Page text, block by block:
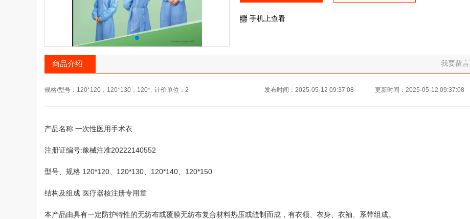
手机上查看
商品介绍 我要留言
规格/型号：120*120，120*130，120*140计价单位：2 发布时间：2025-05-12 09:37:08 更新时间：2025-05-12 09:37:08
产品名称 一次性医用手术衣
注册证编号:豫械注准20222140552
型号、规格 120*120、120*130、120*140、120*150
结构及组成 医疗器核注册专用章
本产品由具有一定防护特性的无纺布或覆膜无纺布复合材料热压或缝制而成，有衣领、衣身、衣袖、系带组成。